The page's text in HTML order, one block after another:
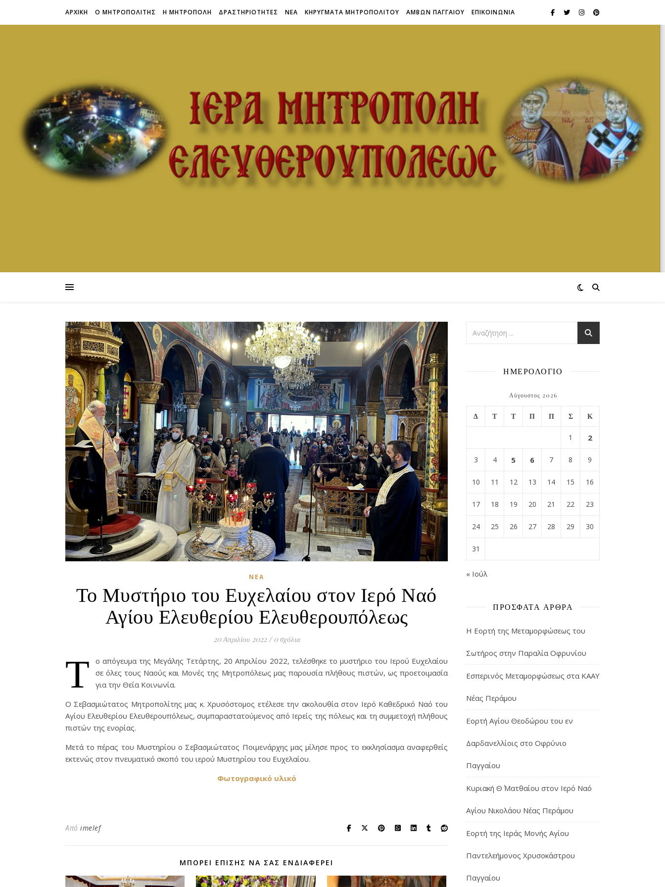
ΑΡΧΙΚΗ Ο ΜΗΤΡΟΠΟΛΙΤΗΣ Η ΜΗΤΡΟΠΟΛΗ ΔΡΑΣΤΗΡΙΟΤΗΤΕΣ ΝΕΑ ΚΗΡΥΓΜΑΤΑ ΜΗΤΡΟΠΟΛΙΤΟΥ ΑΜΒΩΝ ΠΑΓΓΑΙΟΥ ΕΠΙΚΟΙΝΩΝΙΑ
ΝΈΑ
Το Μυστήριο του Ευχελαίου στον Ιερό Ναό
Αγίου Ελευθερίου Ελευθερουπόλεως
20 Απριλίου 2022 / 0 σχόλια
Τ
ο απόγευμα της Μεγάλης Τετάρτης, 20 Απριλίου 2022, τελέσθηκε το μυστήριο του Ιερού Ευχελαίου
σε όλες τους Ναούς και Μονές της Μητροπόλεως μας παρουσία πλήθους πιστών, ως προετοιμασία
για την Θεία Κοινωνία.
Ο Σεβασμιώτατος Μητροπολίτης μας κ. Χρυσόστομος ετέλεσε την ακολουθία στον Ιερό Καθεδρικό Ναό του
Αγίου Ελευθερίου Ελευθερουπόλεως, συμπαραστατούμενος από Ιερείς της πόλεως και τη συμμετοχή πλήθους
πιστών της ενορίας.
Μετά το πέρας του Μυστηρίου ο Σεβασμιώτατος Ποιμενάρχης μας μίλησε προς το εκκλησίασμα αναφερθείς
εκτενώς στον πνευματικό σκοπό του ιερού Μυστηρίου του Ευχελαίου.
Φωτογραφικό υλικό
Από imelef
ΜΠΟΡΕΊ ΕΠΊΣΗΣ ΝΑ ΣΑΣ ΕΝΔΙΑΦΈΡΕΙ
ΗΜΕΡΟΛΟΓΙΟ
Αύγουστος 2026
Δ Τ Τ Π Π Σ Κ
1 2
3 4 5 6 7 8 9
10 11 12 13 14 15 16
17 18 19 20 21 22 23
24 25 26 27 28 29 30
31
« Ιούλ
ΠΡΌΣΦΑΤΑ ΆΡΘΡΑ
Η Εορτή της Μεταμορφώσεως του
Σωτήρος στην Παραλία Οφρυνίου
Εσπερινός Μεταμορφώσεως στα ΚΑΑΥ
Νέας Περάμου
Εορτή Αγίου Θεοδώρου του εν
Δαρδανελλίοις στο Οφρύνιο
Παγγαίου
Κυριακή Θ΄ Ματθαίου στον Ιερό Ναό
Αγίου Νικολάου Νέας Περάμου
Εορτή της Ιεράς Μονής Αγίου
Παντελεήμονος Χρυσοκάστρου
Παγγαίου